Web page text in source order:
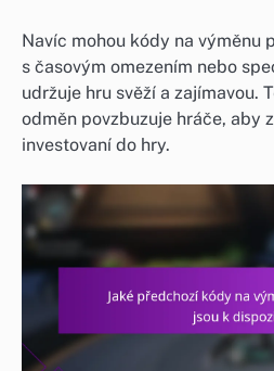
Navíc mohou kódy na výměnu
s časovým omezením nebo
udržuje hru svěží a zajímavou.
odměn povzbuzuje hráče, aby
investovaní do hry.